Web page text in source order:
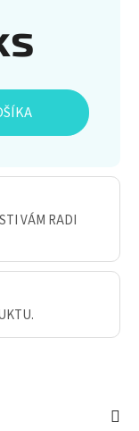
VÁM RADI